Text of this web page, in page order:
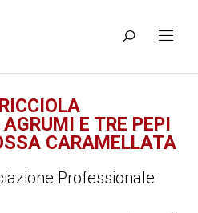
E TRE PEPI
CARAMELLATA
Professionale